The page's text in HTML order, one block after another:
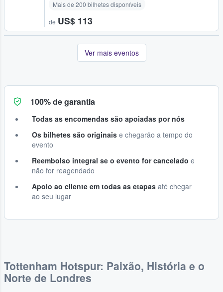
Mais de 200 bilhetes disponíveis
de US$ 113
Ver mais eventos
100% de garantia
Todas as encomendas são apoiadas por nós
Os bilhetes são originais e chegarão a tempo do
evento
Reembolso integral se o evento for cancelado e
não for reagendado
Apoio ao cliente em todas as etapas até chegar
ao seu lugar
Tottenham Hotspur: Paixão, História e o
Norte de Londres